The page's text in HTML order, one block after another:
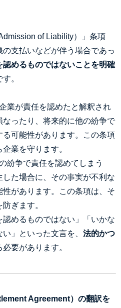
of Liability）」条項
支払いなどが伴う場合であっ
認めるものではないことを明確
。
業が責任を認めたと解釈され
ったり、将来的に他の紛争で
可能性があります。この条項
業を守ります。
紛争で責任を認めてしまう
た場合に、その事実が不利な
があります。この条項は、そ
ぎます。
めるものではない」「いかな
」といった文言を、 法的かつ
要があります。
Agreement）の翻訳を